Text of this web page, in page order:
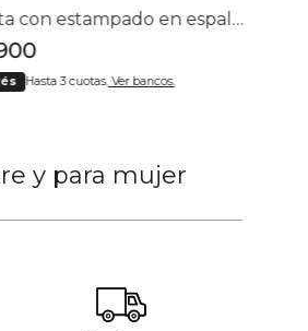
Camiseta con estampado en espalda para hombre
Hasta 3 cuotas.Ver bancos.
y para mujer